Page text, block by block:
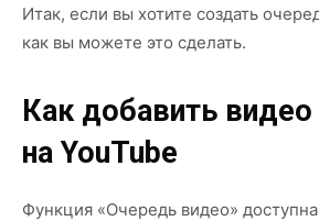
Итак, если вы хотите создать
как вы можете это сделать.
Как добавить
на YouTube
Функция «Очередь видео»